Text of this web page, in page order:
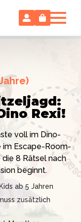
im
ohne
Autor und
jetzt meine
zum Sofort-
Ebooks.
Rexi!
voll im Dino-
im Escape-Room-
8 Rätsel nach
beginnt.
ab 5 Jahren
zusätzlich
12 Jahre)
Im Labor
Zuhause in ein
PDF enthält alles:
und Requisiten.
(8 - 11 oder 12–
& Schilder